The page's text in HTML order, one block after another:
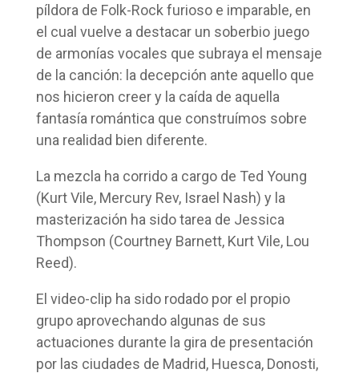
píldora de Folk-Rock furioso e imparable, en
el cual vuelve a destacar un soberbio juego
de armonías vocales que subraya el mensaje
de la canción: la decepción ante aquello que
nos hicieron creer y la caída de aquella
fantasía romántica que construímos sobre
una realidad bien diferente.
La mezcla ha corrido a cargo de Ted Young
(Kurt Vile, Mercury Rev, Israel Nash) y la
masterización ha sido tarea de Jessica
Thompson (Courtney Barnett, Kurt Vile, Lou
Reed).
El video-clip ha sido rodado por el propio
grupo aprovechando algunas de sus
actuaciones durante la gira de presentación
por las ciudades de Madrid, Huesca, Donosti,